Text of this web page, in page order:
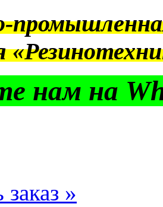
нам на
»